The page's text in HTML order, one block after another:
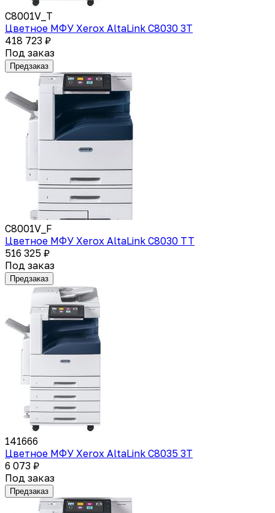
C8001V_T
Цветное МФУ Xerox AltaLink C8030 3T
418 723 ₽
Под заказ
Предзаказ
C8001V_F
Цветное МФУ Xerox AltaLink C8030 TT
516 325 ₽
Под заказ
Предзаказ
141666
Цветное МФУ Xerox AltaLink C8035 3T
6 073 ₽
Под заказ
Предзаказ